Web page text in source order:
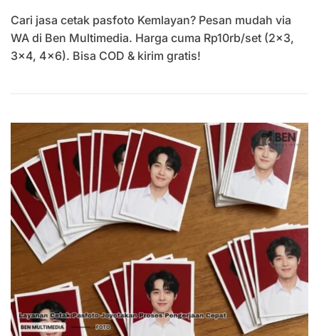
Pasfoto
Kemlayan
Cari jasa cetak pasfoto Kemlayan? Pesan mudah via
WA di Ben Multimedia. Harga cuma Rp10rb/set (2×3,
3×4, 4×6). Bisa COD & kirim gratis!